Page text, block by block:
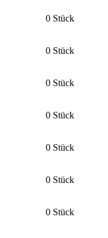
0 Stück
0 Stück
0 Stück
0 Stück
0 Stück
0 Stück
0 Stück